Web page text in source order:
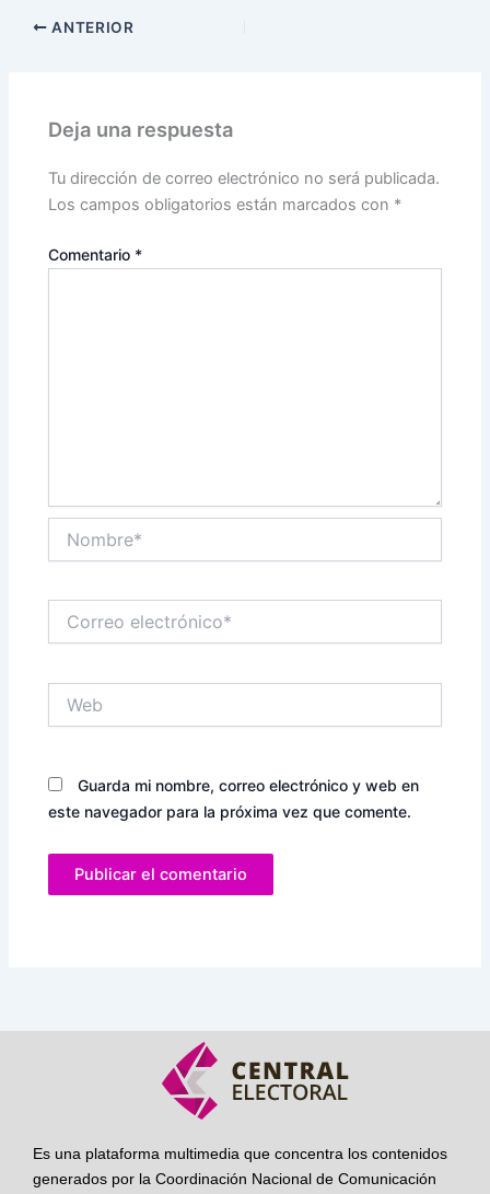
ANTERIOR
Deja una respuesta
Tu dirección de correo electrónico no será publicada.
Los campos obligatorios están marcados con *
Comentario *
electrónico*
Guarda mi nombre, correo electrónico y web en
este navegador para la próxima vez que comente.
Es una plataforma multimedia que concentra los contenidos
generados por la Coordinación Nacional de Comunicación